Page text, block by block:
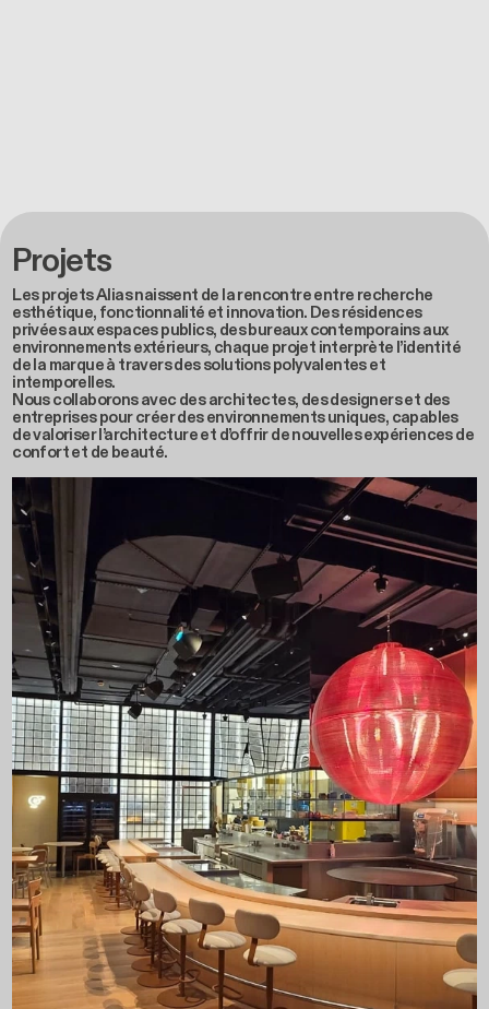
Projets
Les projets Alias naissent de la rencontre entre recherche
esthétique, fonctionnalité et innovation. Des résidences
privées aux espaces publics, des bureaux contemporains aux
environnements extérieurs, chaque projet interprète l’identité
de la marque à travers des solutions polyvalentes et
intemporelles.
Nous collaborons avec des architectes, des designers et des
entreprises pour créer des environnements uniques, capables
de valoriser l’architecture et d’offrir de nouvelles expériences de
confort et de beauté.